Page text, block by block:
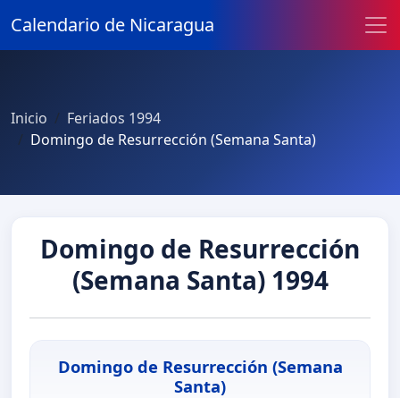
Calendario de Nicaragua
Inicio
Feriados 1994
Domingo de Resurrección (Semana Santa)
Domingo de Resurrección
(Semana Santa) 1994
Domingo de Resurrección (Semana
Santa)